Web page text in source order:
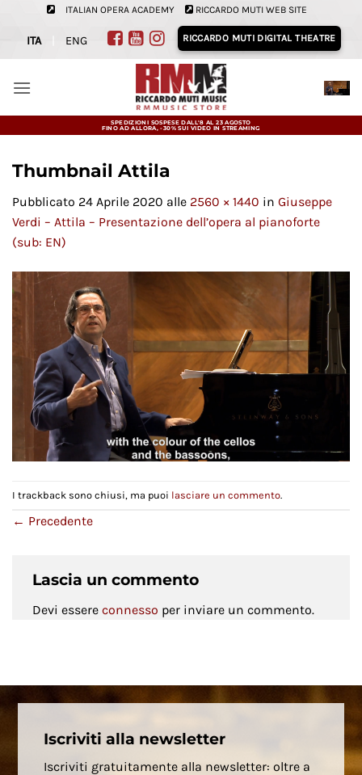
contenuti
ITALIAN OPERA ACADEMY RICCARDO MUTI WEB SITE
ITA ENG RICCARDO MUTI DIGITAL THEATRE
SPEDIZIONI SOSPESE DALL'8 AL 23 AGOSTO
FINO AD ALLORA, -30% SUI VIDEO IN STREAMING
Thumbnail Attila
Pubblicato 24 Aprile 2020 alle 2560 × 1440 in Giuseppe
Verdi – Attila – Presentazione dell’opera al pianoforte
(sub: EN)
I trackback sono chiusi, ma puoi lasciare un commento.
← Precedente
Lascia un commento
Devi essere connesso per inviare un commento.
Iscriviti alla newsletter
Iscriviti gratuitamente alla newsletter: oltre a